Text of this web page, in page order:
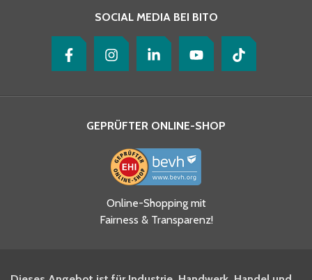
Ja, ich habe die
Datenschutzhinweise gelesen
und akzeptiere diese.
SOCIAL MEDIA BEI BITO
GEPRÜFTER ONLINE-SHOP
Online-Shopping mit
Fairness & Transparenz!